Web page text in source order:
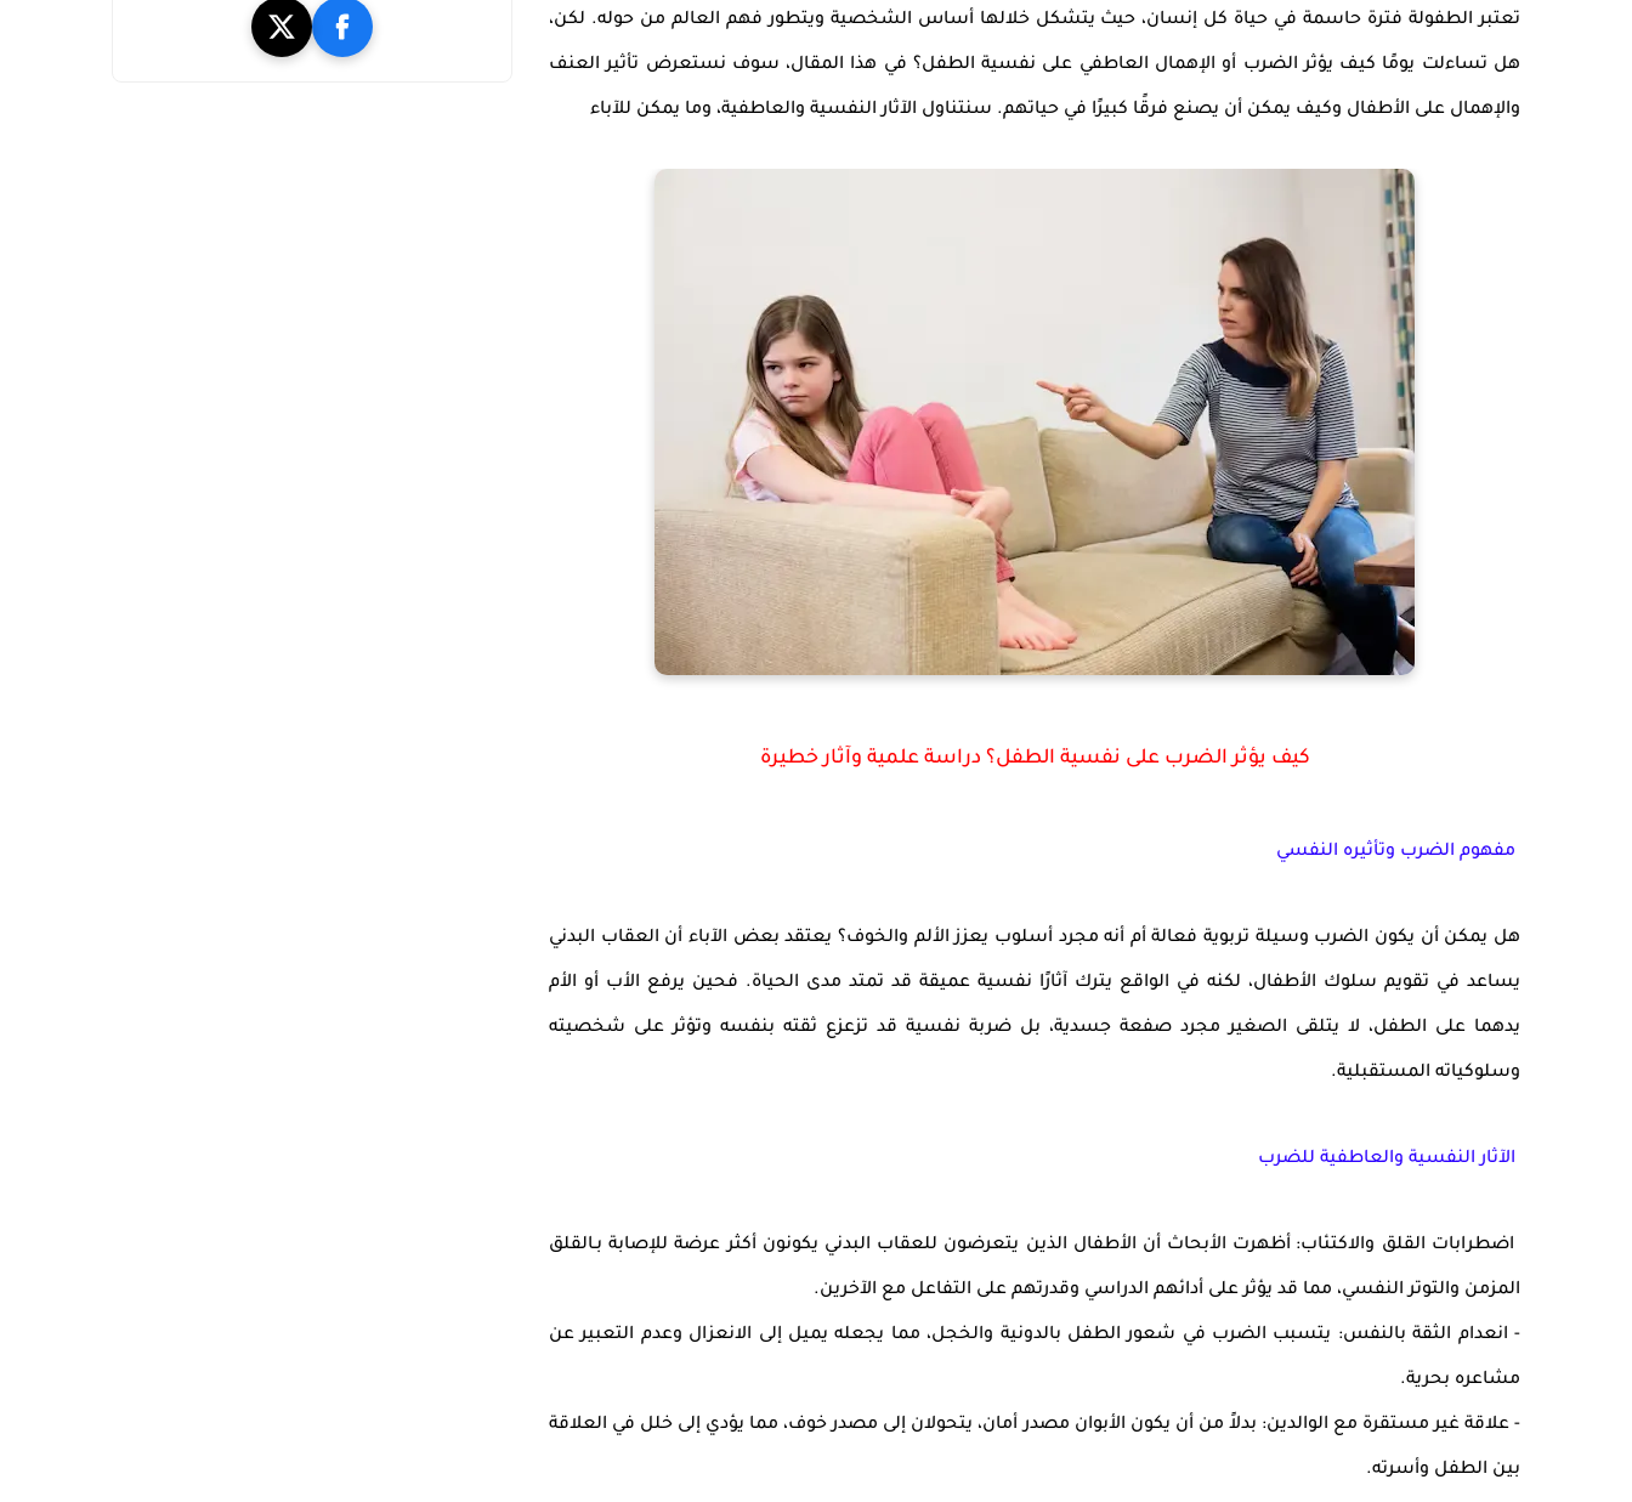
تعتبر الطفولة فترة حاسمة في حياة كل إنسان، حيث يتشكل خلالها أساس الشخصية ويتطور فهم العالم من حوله. لكن،
هل تساءلت يومًا كيف يؤثر الضرب أو الإهمال العاطفي على نفسية الطفل؟ في هذا المقال، سوف نستعرض تأثير العنف
والإهمال على الأطفال وكيف يمكن أن يصنع فرقًا كبيرًا في حياتهم. سنتناول الآثار النفسية والعاطفية، وما يمكن للآباء
كيف يؤثر الضرب على نفسية الطفل؟ دراسة علمية وآثار خطيرة
مفهوم الضرب وتأثيره النفسي
هل يمكن أن يكون الضرب وسيلة تربوية فعالةأم أنه مجرد أسلوب يعزز الألم والخوف؟ يعتقد بعض الآباء أن العقاب البدني
يساعد في تقويم سلوك الأطفال، لكنه في الواقع يترك آثارًا نفسية عميقة قد تمتد مدى الحياة. فحين يرفع الأب أو الأم
يدهما على الطفل، لا يتلقى الصغير مجرد صفعة جسدية، بل ضربة نفسية قد تزعزع ثقته بنفسه وتؤثر على شخصيته
وسلوكياته المستقبلية.
الآثار النفسية والعاطفية للضرب
اضطرابات القلق والاكتئاب: أظهرت الأبحاث أن الأطفال الذين يتعرضون للعقاب البدني يكونون أكثر عرضة للإصابة بـالقلق
المزمن والتوتر النفسي، مما قد يؤثر على أدائهم الدراسي وقدرتهم على التفاعل مع الآخرين.
- انعدام الثقة بالنفس: يتسبب الضرب في شعور الطفل بالدونية والخجل، مما يجعله يميل إلى الانعزال وعدم التعبير عن
مشاعره بحرية.
-علاقة غير مستقرة مع الوالدين: بدلاً من أن يكون الأبوان مصدر أمان، يتحولان إلى مصدر خوف، مما يؤدي إلى خلل في العلاقة
بين الطفل وأسرته.